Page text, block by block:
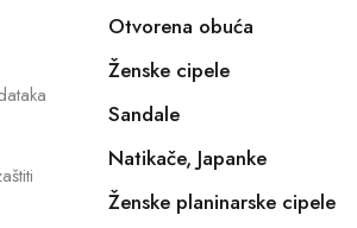
Otvorena obuća
Ženske cipele
Sandale
Natikače, Japanke
Ženske planinarske cipele